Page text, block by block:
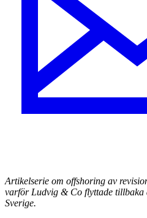
Artikelserie om offshoring av
varför Ludvig & Co flyttade tillbaka
Sverige.